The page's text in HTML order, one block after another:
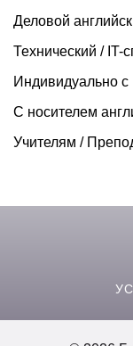
Деловой
Технический / IT-
Индивидуально с
С носителем
Учителям /